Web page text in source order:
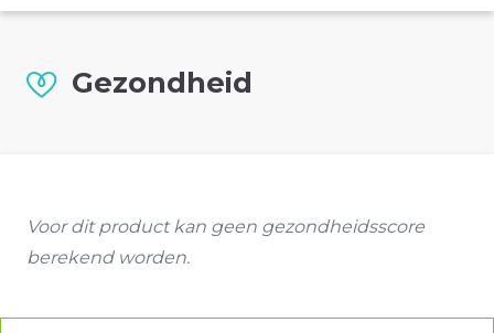
Gezondheid
Voor dit product kan geen gezondheidsscore
berekend worden.